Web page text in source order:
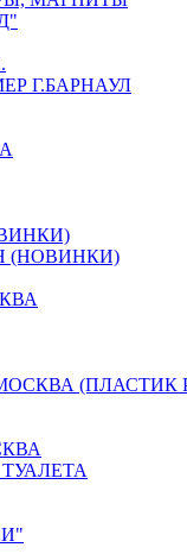
Г.БАРНАУЛ
(НОВИНКИ)
(ПЛАСТИК